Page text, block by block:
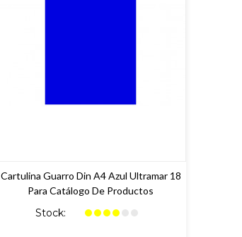
Cartulina Guarro Din A4 Azul Ultramar 18
Para Catálogo De Productos
Stock: